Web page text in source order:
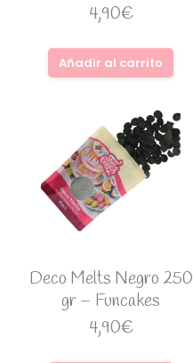
4,90€
Añadir al carrito
Deco Melts Negro 250
gr – Funcakes
4,90€